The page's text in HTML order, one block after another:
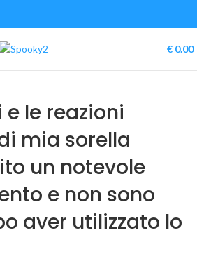
€ 0.00
le reazioni
mia sorella
un notevole
e non sono
aver utilizzato lo